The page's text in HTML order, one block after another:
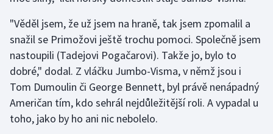
Short track
Sportovní střelba
Stolní tenis
Triatlon
"Věděl jsem, že už jsem na hraně, tak jsem zpomalil a
snažil se Primožovi ještě trochu pomoci. Společně jsem
nastoupili (Tadejovi Pogačarovi). Takže jo, bylo to
dobré," dodal. Z vláčku Jumbo-Visma, v němž jsou i
Tom Dumoulin či George Bennett, byl právě nenápadný
Američan tím, kdo sehrál nejdůležitější roli. A vypadal u
toho, jako by ho ani nic nebolelo.